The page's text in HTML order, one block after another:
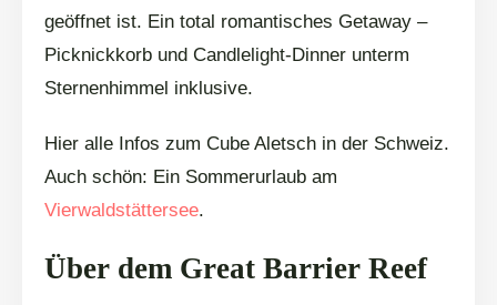
geöffnet ist. Ein total romantisches Getaway –
Picknickkorb und Candlelight-Dinner unterm
Sternenhimmel inklusive.
Hier alle Infos zum Cube Aletsch in der Schweiz.
Auch schön: Ein Sommerurlaub am
Vierwaldstättersee.
Über dem Great Barrier Reef